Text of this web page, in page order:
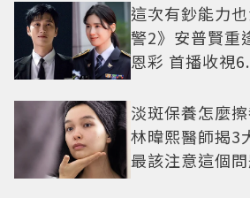
這次有鈔能力
警2》安普賢重
恩彩 首播收視
淡斑保養怎麼
林暐熙醫師揭3
最該注意這個